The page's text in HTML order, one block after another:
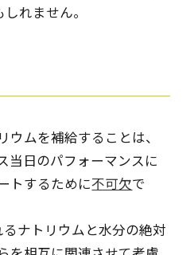
れません。
ムを補給することは、
当日のパフォーマンスに
トするために不可欠で
ナトリウムと水分の絶対